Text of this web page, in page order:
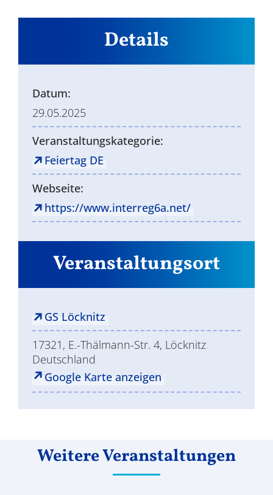
Details
Datum:
29.05.2025
Veranstaltungskategorie:
Feiertag DE
Webseite:
https://www.interreg6a.net/
Veranstaltungsort
GS Löcknitz
17321, E.-Thälmann-Str. 4, Löcknitz
Deutschland
Google Karte anzeigen
Weitere Veranstaltungen